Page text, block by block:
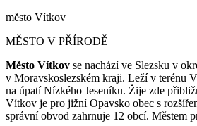
město Vítkov
MĚSTO V PŘÍRODĚ
Město Vítkov se nachází ve Slezsku v
v Moravskoslezském kraji. Leží v terénu
na úpatí Nízkého Jeseníku. Žije zde
Vítkov je pro jižní Opavsko obec s
správní obvod zahrnuje 12 obcí. Městem